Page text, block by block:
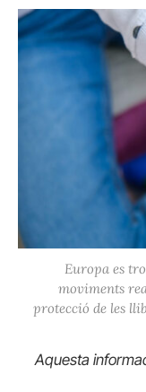
Europa es
moviments
protecció de les
Aquesta